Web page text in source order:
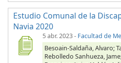
Estudio Comunal de la
Navia 2020
5 abr. 2023- Facultad de
Besoain-Saldaña, Alvaro;
Rebolledo Sanhueza,